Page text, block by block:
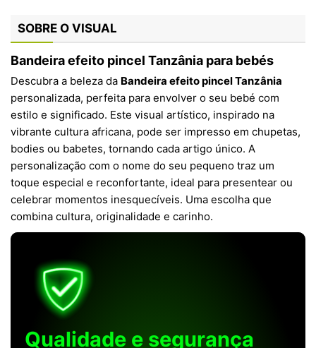
SOBRE O VISUAL
Bandeira efeito pincel Tanzânia para bebés
Descubra a beleza da Bandeira efeito pincel Tanzânia
personalizada, perfeita para envolver o seu bebé com
estilo e significado. Este visual artístico, inspirado na
vibrante cultura africana, pode ser impresso em chupetas,
bodies ou babetes, tornando cada artigo único. A
personalização com o nome do seu pequeno traz um
toque especial e reconfortante, ideal para presentear ou
celebrar momentos inesquecíveis. Uma escolha que
combina cultura, originalidade e carinho.
Qualidade e segurança